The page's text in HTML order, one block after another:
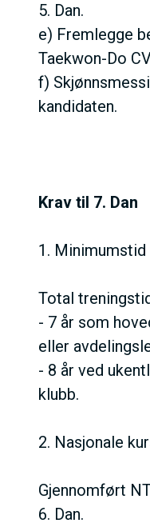
5. Dan.
e) Fremlegge
Taekwon-Do
f)
kandidaten.
Krav til 7. Dan
1.
Total
- 7 år som
eller
- 8 år ved
klubb.
2. Nasjonale
Gjennomført
6. Dan.